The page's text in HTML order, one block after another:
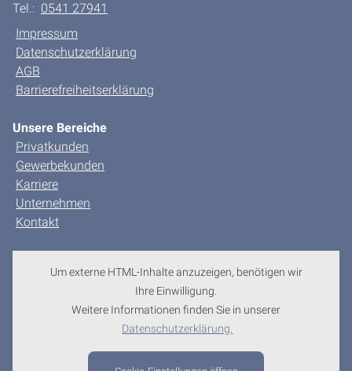
Tel.: 0541 27941
Impressum
Datenschutzerklärung
AGB
Barrierefreiheitserklärung
Unsere Bereiche
Privatkunden
Gewerbekunden
Karriere
Unternehmen
Kontakt
Um externe HTML-Inhalte anzuzeigen, benötigen wir
Ihre Einwilligung.
Weitere Informationen finden Sie in unserer
Datenschutzerklärung.